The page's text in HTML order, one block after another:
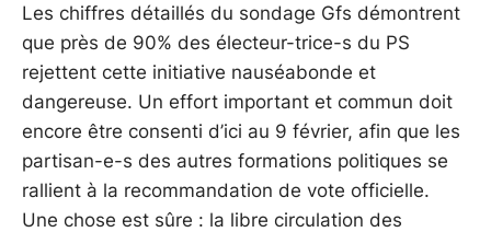
Les chiffres détaillés du sondage Gfs démontrent
que près de 90% des électeur-trice-s du PS
rejettent cette initiative nauséabonde et
dangereuse. Un effort important et commun doit
encore être consenti d’ici au 9 février, afin que les
partisan-e-s des autres formations politiques se
rallient à la recommandation de vote officielle.
Une chose est sûre : la libre circulation des